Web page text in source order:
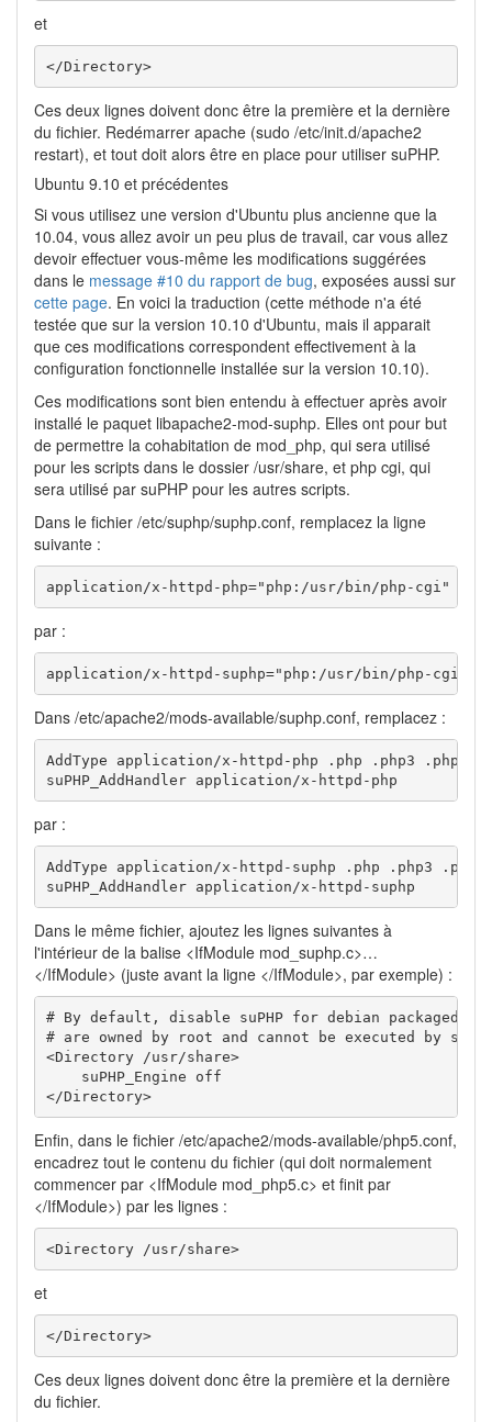
et
</Directory>
Ces deux lignes doivent donc être la première et la dernière
du fichier. Redémarrer apache (sudo /etc/init.d/apache2
restart), et tout doit alors être en place pour utiliser suPHP.
Ubuntu 9.10 et précédentes
Si vous utilisez une version d'Ubuntu plus ancienne que la
10.04, vous allez avoir un peu plus de travail, car vous allez
devoir effectuer vous-même les modifications suggérées
dans le message #10 du rapport de bug, exposées aussi sur
cette page. En voici la traduction (cette méthode n'a été
testée que sur la version 10.10 d'Ubuntu, mais il apparait
que ces modifications correspondent effectivement à la
configuration fonctionnelle installée sur la version 10.10).
Ces modifications sont bien entendu à effectuer après avoir
installé le paquet libapache2-mod-suphp. Elles ont pour but
de permettre la cohabitation de mod_php, qui sera utilisé
pour les scripts dans le dossier /usr/share, et php cgi, qui
sera utilisé par suPHP pour les autres scripts.
Dans le fichier /etc/suphp/suphp.conf, remplacez la ligne
suivante :
application/x-httpd-php="php:/usr/bin/php-cgi"
par :
application/x-httpd-suphp="php:/usr/bin/php-cgi"
Dans /etc/apache2/mods-available/suphp.conf, remplacez :
AddType application/x-httpd-php .php .php3 .php4
suPHP_AddHandler application/x-httpd-php
par :
AddType application/x-httpd-suphp .php .php3
suPHP_AddHandler application/x-httpd-suphp
Dans le même fichier, ajoutez les lignes suivantes à
l'intérieur de la balise <IfModule mod_suphp.c>…
</IfModule> (juste avant la ligne </IfModule>, par exemple) :
# By default, disable suPHP for debian packaged
# are owned by root and cannot be executed by
<Directory /usr/share>
    suPHP_Engine off
</Directory>
Enfin, dans le fichier /etc/apache2/mods-available/php5.conf,
encadrez tout le contenu du fichier (qui doit normalement
commencer par <IfModule mod_php5.c> et finit par
</IfModule>) par les lignes :
<Directory /usr/share>
et
</Directory>
Ces deux lignes doivent donc être la première et la dernière
du fichier.